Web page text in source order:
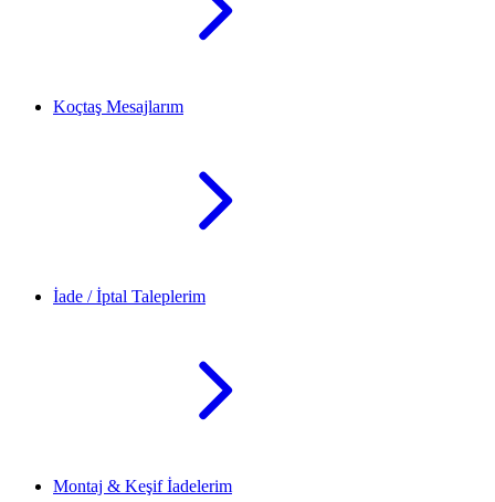
Koçtaş Mesajlarım
İade / İptal Taleplerim
Montaj & Keşif İadelerim